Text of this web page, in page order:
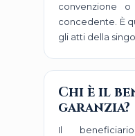
convenzione o
concedente. È
gli atti della
Chi è il
garanzia?
Il